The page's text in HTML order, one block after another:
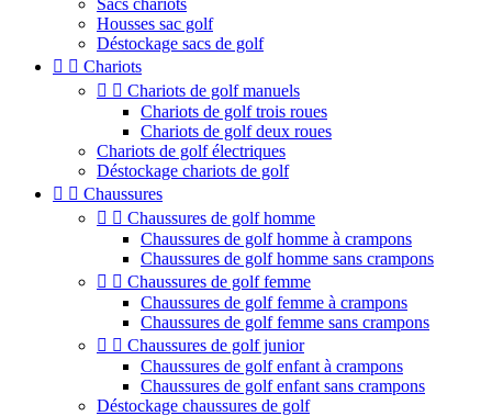
Sacs chariots
Housses sac golf
Déstockage sacs de golf
  Chariots
  Chariots de golf manuels
Chariots de golf trois roues
Chariots de golf deux roues
Chariots de golf électriques
Déstockage chariots de golf
  Chaussures
  Chaussures de golf homme
Chaussures de golf homme à crampons
Chaussures de golf homme sans crampons
  Chaussures de golf femme
Chaussures de golf femme à crampons
Chaussures de golf femme sans crampons
  Chaussures de golf junior
Chaussures de golf enfant à crampons
Chaussures de golf enfant sans crampons
Déstockage chaussures de golf